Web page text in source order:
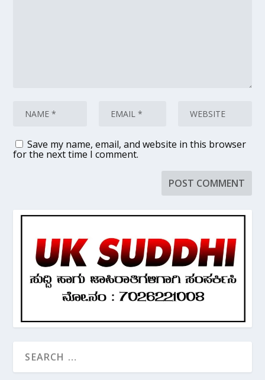
Save my name, email, and website in this browser
for the next time I comment.